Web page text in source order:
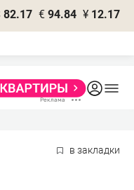
82.17 € 94.84 ¥ 12.17
в закладки